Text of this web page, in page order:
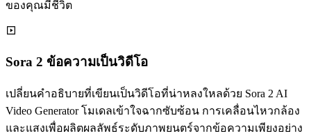
ของคุณมีชีวิต
Sora 2 ข้อความเป็นวิดีโอ
เปลี่ยนคำอธิบายที่เขียนเป็นวิดีโอที่น่าหลงใหลด้วย Sora 2 AI
Video Generator โมเดลเข้าใจฉากซับซ้อน การเคลื่อนไหวกล้อง
และแสงเพื่อผลิตผลลัพธ์ระดับภาพยนตร์จากข้อความเพียงอย่าง